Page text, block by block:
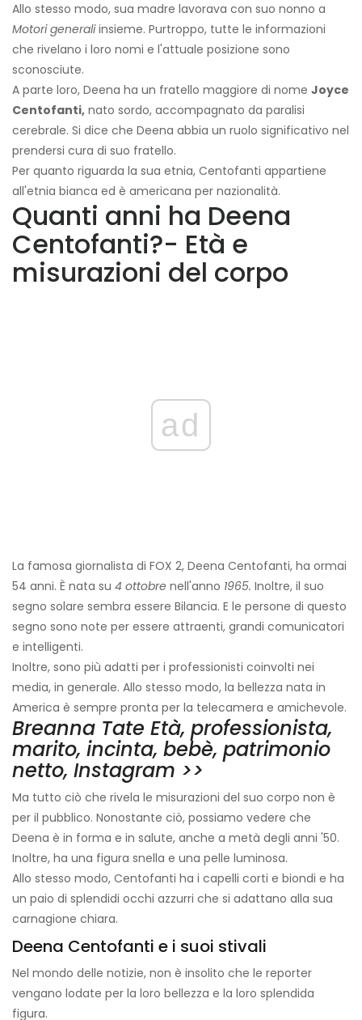
Allo stesso modo, sua madre lavorava con suo nonno a
Motori generaliinsieme. Purtroppo, tutte le informazioni
che rivelano i loro nomi e l'attuale posizione sono
sconosciute.
A parte loro, Deena ha un fratello maggiore di nome Joyce
Centofanti, nato sordo, accompagnato da paralisi
cerebrale. Si dice che Deena abbia un ruolo significativo nel
prendersi cura di suo fratello.
Per quanto riguarda la sua etnia, Centofanti appartiene
all'etnia bianca ed è americana per nazionalità.
Quanti anni ha Deena
Centofanti?- Età e
misurazioni del corpo
ad
La famosa giornalista di FOX 2, Deena Centofanti, ha ormai
54 anni. È nata su 4 ottobre nell'anno 1965. Inoltre, il suo
segno solare sembra essere Bilancia. E le persone di questo
segno sono note per essere attraenti, grandi comunicatori
e intelligenti.
Inoltre, sono più adatti per i professionisti coinvolti nei
media, in generale. Allo stesso modo, la bellezza nata in
America è sempre pronta per la telecamera e amichevole.
Breanna Tate Età, professionista,
marito, incinta, bebè, patrimonio
netto, Instagram >>
Ma tutto ciò che rivela le misurazioni del suo corpo non è
per il pubblico. Nonostante ciò, possiamo vedere che
Deena è in forma e in salute, anche a metà degli anni '50.
Inoltre, ha una figura snella e una pelle luminosa.
Allo stesso modo, Centofanti ha i capelli corti e biondi e ha
un paio di splendidi occhi azzurri che si adattano alla sua
carnagione chiara.
Deena Centofanti e i suoi stivali
Nel mondo delle notizie, non è insolito che le reporter
vengano lodate per la loro bellezza e la loro splendida
figura.